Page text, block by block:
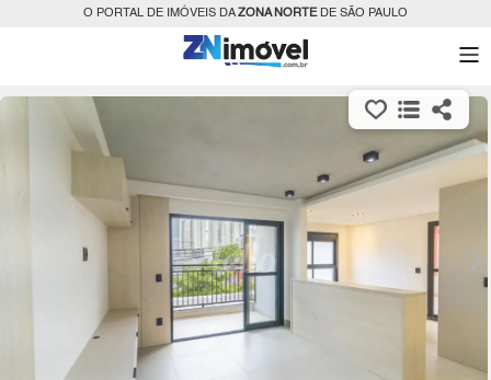
O PORTAL DE IMÓVEIS DAZONA NORTEDE SÃO PAULO